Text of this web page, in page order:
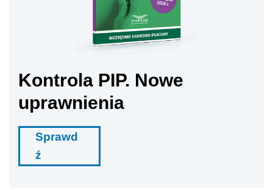
Kontrola PIP. Nowe
uprawnienia
Sprawd
ź